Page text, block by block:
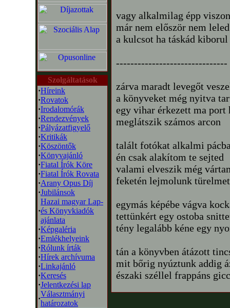
Szolgáltatások
·Híreink
·Rovatok
·Irodalomórák
·Rendezvények
·Pályázatfigyelő
·Kritikák
·Köszöntők
·Könyvajánló
·Fiatal Írók Köre
·Fiatal Írók Rovata
·Arany Opus Díj
·Jubilánsok
·
Hazai magyar Lap-
és Könyvkiadók
ajánlata
·Képgaléria
·Emlékhelyeink
·Rólunk írták
·Hírek archívuma
·Linkajánló
·Keresés
·Jelentkezési lap
·
Választmányi
határozatok
vagy alkalmilag épp
már nem először nem
a kulcsot ha táskád kiborul
-------------------------------
zárva maradt levegőt
a könyveket még nyitva
egy vihar érkezett ma port
meglátszik számos arcon
talált fotókat alkalmi
én csak alakítom te sejted
valami elveszik még
feketén lejmolunk türelmet
egymás képébe vágva
tettünkért egy ostoba
tény legalább kéne egy
tán a könyvben átázott
mit bőrig nyúztunk addig
északi széllel frappáns